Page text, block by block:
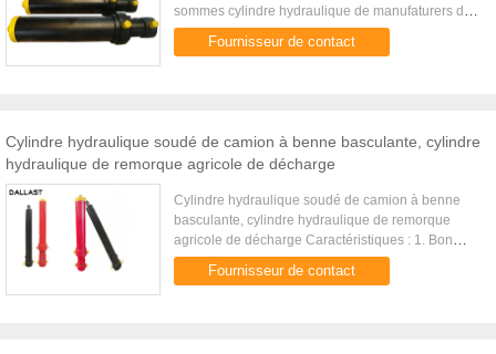
sommes cylindre hydraulique de manufaturers de
chef en Chine. Nous sommes un fabricant
professionnel de cylindre de ...
Fournisseur de contact
Cylindre hydraulique soudé de camion à benne basculante, cylindre
hydraulique de remorque agricole de décharge
Cylindre hydraulique soudé de camion à benne
basculante, cylindre hydraulique de remorque
agricole de décharge Caractéristiques : 1. Bon
métier 2. Employez la technique élevée pour
concevoir 3. Jaillissent le ...
Fournisseur de contact